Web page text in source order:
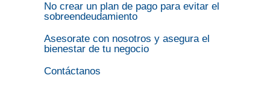
No crear un plan de pago para evitar el
sobreendeudamiento
Asesorate con nosotros y asegura el
bienestar de tu negocio
Contáctanos